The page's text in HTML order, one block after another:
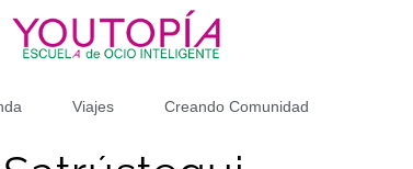
Viajes Creando Comunidad